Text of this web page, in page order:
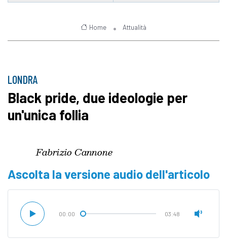
Home Attualità
LONDRA
Black pride, due ideologie per
un'unica follia
Fabrizio Cannone
Ascolta la versione audio dell'articolo
00:00 03:48